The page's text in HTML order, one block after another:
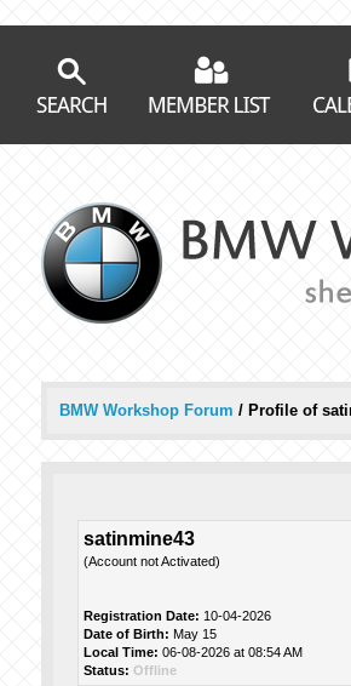
BMW Workshop Forum / Profile of
satinmine43
(Account not Activated)
Registration Date: 10-04-2026
Date of Birth: May 15
Local Time: 06-08-2026 at 08:54 AM
Status: Offline